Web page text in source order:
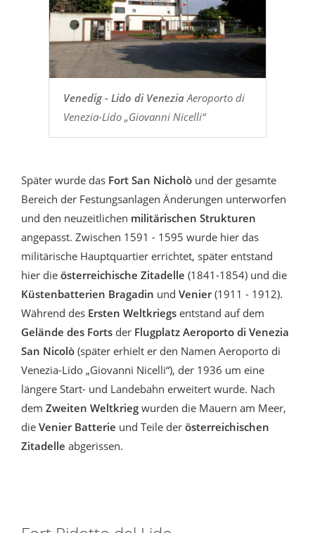
Venedig - Lido di VeneziaAeroporto di
Venezia-Lido „Giovanni Nicelli“
Später wurde das Fort San Nicholò und der gesamte
Bereich der Festungsanlagen Änderungen unterworfen
und den neuzeitlichen militärischen Strukturen
angepasst. Zwischen 1591 - 1595 wurde hier das
militärische Hauptquartier errichtet, später entstand
hier die österreichische Zitadelle (1841-1854) und die
Küstenbatterien Bragadin und Venier(1911 - 1912).
Während des Ersten Weltkriegs entstand auf dem
Gelände des Forts der Flugplatz Aeroporto di Venezia
San Nicolò (später erhielt er den Namen Aeroporto di
Venezia-Lido „Giovanni Nicelli“), der 1936 um eine
längere Start- und Landebahn erweitert wurde. Nach
dem Zweiten Weltkrieg wurden die Mauern am Meer,
die Venier Batterie und Teile der österreichischen
Zitadelle abgerissen.